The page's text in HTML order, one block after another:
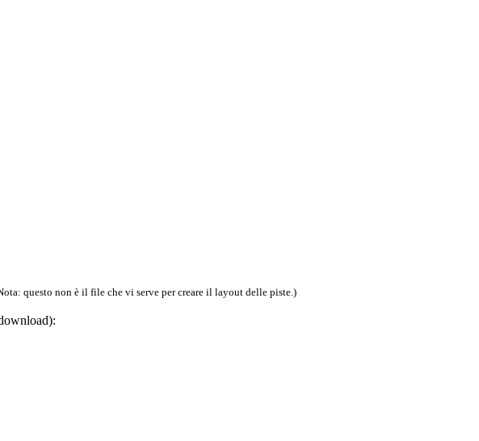
questo non è il file che vi serve per creare il layout delle piste.)